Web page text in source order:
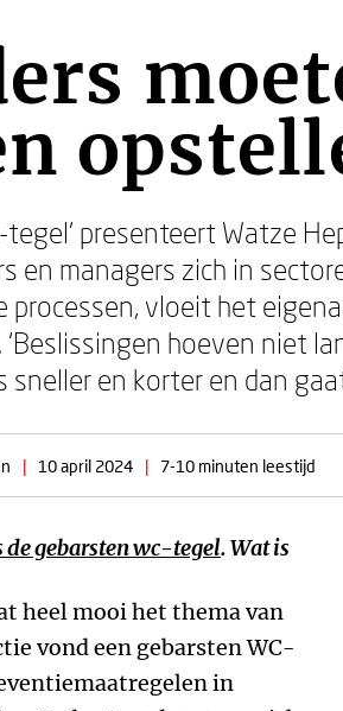
presenteert Watze
en managers zich in
processen, vloeit het
hoeven niet
en korter en dan
| 10 april 2024 | 7-10 minuten leestijd
de gebarsten wc-tegel. Wat is
heel mooi het thema van
vond een gebarsten WC-
in